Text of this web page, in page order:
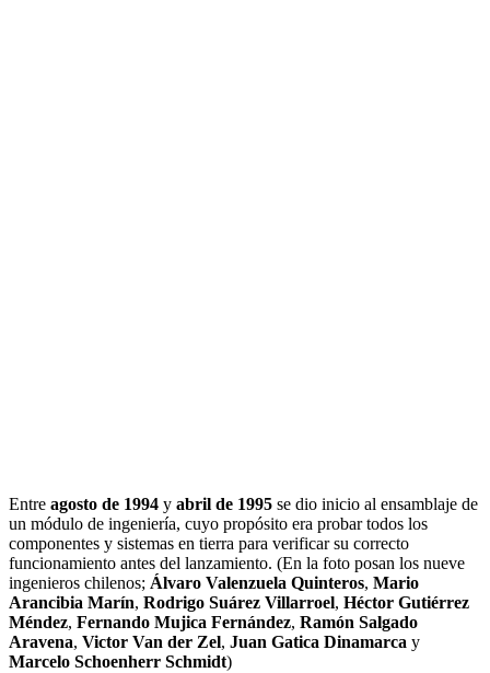
Entre agosto de 1994 y abril de 1995 se dio inicio al ensamblaje de
un módulo de ingeniería, cuyo propósito era probar todos los
componentes y sistemas en tierra para verificar su correcto
funcionamiento antes del lanzamiento. (En la foto posan los nueve
ingenieros chilenos; Álvaro Valenzuela Quinteros, Mario
Arancibia Marín, Rodrigo Suárez Villarroel, Héctor Gutiérrez
Méndez, Fernando Mujica Fernández, Ramón Salgado
Aravena, Victor Van der Zel, Juan Gatica Dinamarca y
Marcelo Schoenherr Schmidt)